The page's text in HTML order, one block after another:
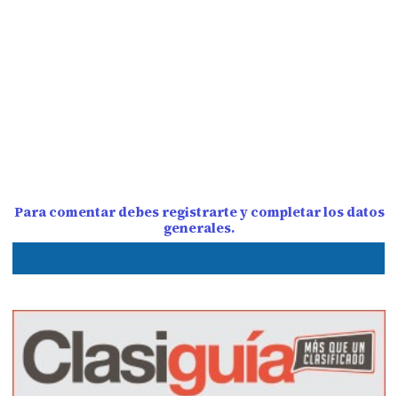
Para comentar debes registrarte y completar los datos
generales.